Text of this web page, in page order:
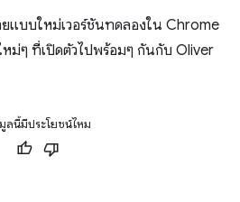
ยแบบใหม่เวอร์ชันทดลองใน Chrome
หม่ๆ ที่เปิดตัวไปพร้อมๆ กันกับ Oliver
ลนี้มีประโยชน์ไหม